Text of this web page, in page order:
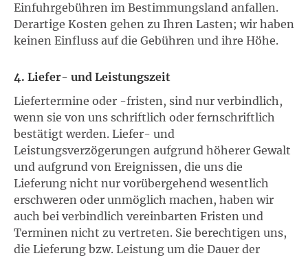
Einfuhrgebühren im Bestimmungsland anfallen.
Derartige Kosten gehen zu Ihren Lasten; wir haben
keinen Einfluss auf die Gebühren und ihre Höhe.
4. Liefer- und Leistungszeit
Liefertermine oder -fristen, sind nur verbindlich,
wenn sie von uns schriftlich oder fernschriftlich
bestätigt werden. Liefer- und
Leistungsverzögerungen aufgrund höherer Gewalt
und aufgrund von Ereignissen, die uns die
Lieferung nicht nur vorübergehend wesentlich
erschweren oder unmöglich machen, haben wir
auch bei verbindlich vereinbarten Fristen und
Terminen nicht zu vertreten. Sie berechtigen uns,
die Lieferung bzw. Leistung um die Dauer der